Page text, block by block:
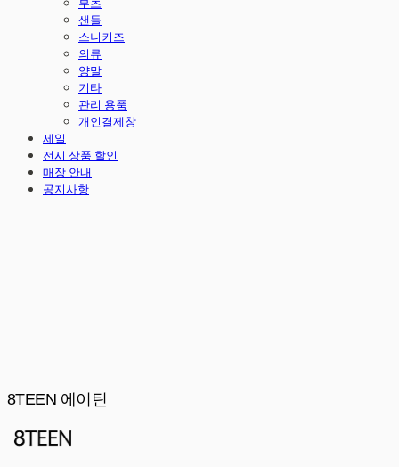
샌들
스니커즈
의류
양말
기타
관리 용품
개인결제창
세일
전시 상품 할인
매장 안내
공지사항
8TEEN 에이틴